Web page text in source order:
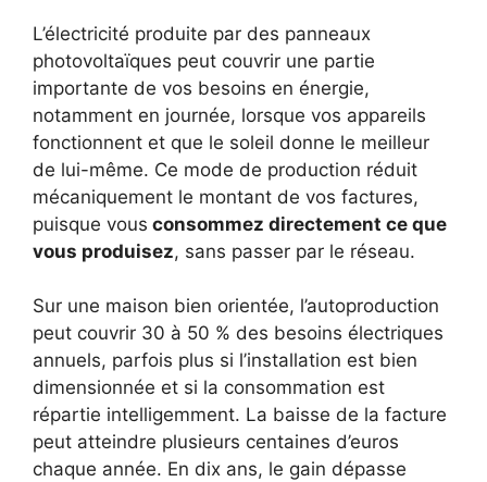
L’électricité produite par des panneaux
photovoltaïques peut couvrir une partie
importante de vos besoins en énergie,
notamment en journée, lorsque vos appareils
fonctionnent et que le soleil donne le meilleur
de lui-même. Ce mode de production réduit
mécaniquement le montant de vos factures,
puisque vous consommez directement ce que
vous produisez, sans passer par le réseau.
Sur une maison bien orientée, l’autoproduction
peut couvrir 30 à 50 % des besoins électriques
annuels, parfois plus si l’installation est bien
dimensionnée et si la consommation est
répartie intelligemment. La baisse de la facture
peut atteindre plusieurs centaines d’euros
chaque année. En dix ans, le gain dépasse